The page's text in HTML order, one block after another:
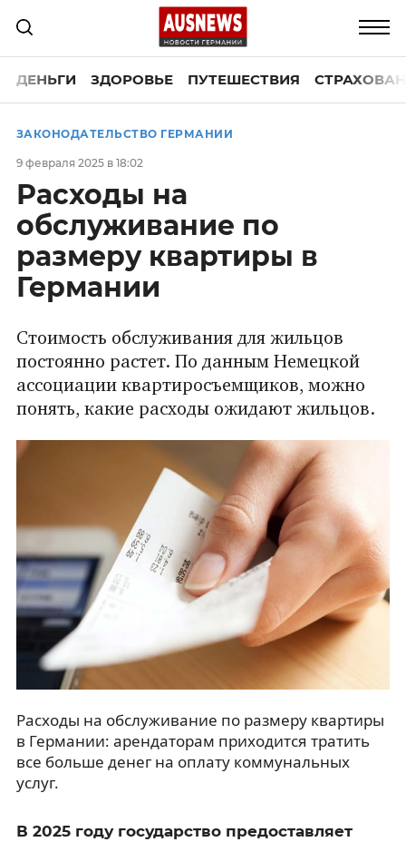
ДЕНЬГИ ЗДОРОВЬЕ ПУТЕШЕСТВИЯ
ЗАКОНОДАТЕЛЬСТВО ГЕРМАНИИ
9 февраля 2025 в 18:02
Расходы на
обслуживание по
размеру квартиры в
Германии
Стоимость обслуживания для жильцов
постоянно растет. По данным Немецкой
ассоциации квартиросъемщиков, можно
понять, какие расходы ожидают жильцов.
Расходы на обслуживание по размеру квартиры
в Германии: арендаторам приходится тратить
все больше денег на оплату коммунальных
услуг.
В 2025 году государство предоставляет